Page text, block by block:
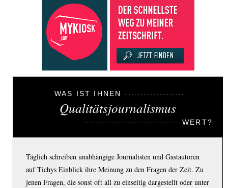
WAS IST IHNEN
Qualitätsjournalismus
WERT?
Täglich schreiben unabhängige Journalisten und Gastautoren
auf Tichys Einblick ihre Meinung zu den Fragen der Zeit. Zu
jenen Fragen, die sonst oft all zu einseitig dargestellt oder unter